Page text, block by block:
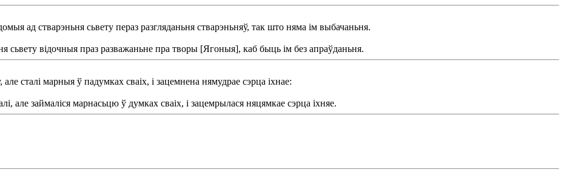
ад стварэньня сьвету пераз разгляданьня стварэньняў, так што няма ім выбачаньня.
сьвету відочныя праз разважаньне пра творы [Ягоныя], каб быць ім без апраўданьня.
сталі марныя ў падумках сваіх, і зацемнена нямудрае сэрца іхнае:
але займаліся марнасьцю ў думках сваіх, і зацемрылася няцямкае сэрца іхняе.